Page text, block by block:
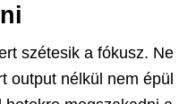
szétesik a fókusz. Ne
output nélkül nem épül